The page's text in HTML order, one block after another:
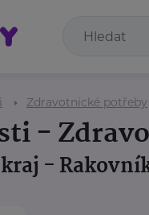
Zdravotnické potřeby
-
-